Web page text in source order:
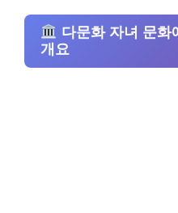
다문화 자녀 문화
개요